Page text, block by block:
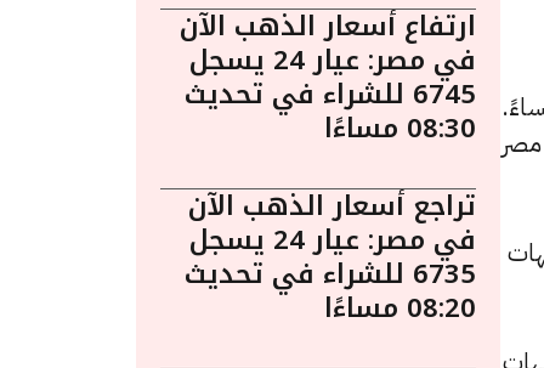
اليوم في مصر ليوم الجمعة 15 مايو الساعة 12:00 مساءً.
جنيهًا للشراء، مرتفعًا بقيمة 10 جنيهات
ارتفاع أسعار الذهب الآن
في مصر: عيار 24 يسجل
6745 للشراء في تحديث
08:30 مساءًا
تراجع أسعار الذهب الآن
في مصر: عيار 24 يسجل
6735 للشراء في تحديث
08:20 مساءًا